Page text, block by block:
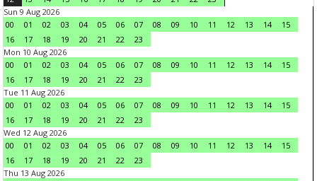
Sun 9 Aug 2026
00
01 02 03 04 05 06 07 08 09 10 11 12 13 14
15
16
17 18 19 20 21 22
23
Mon 10 Aug 2026
00
01 02 03 04 05 06 07 08 09 10 11 12 13 14
15
16
17 18 19 20 21 22
23
Tue 11 Aug 2026
00
01 02 03 04 05 06 07 08 09 10 11 12 13 14
15
16
17 18 19 20 21 22
23
Wed 12 Aug 2026
00
01 02 03 04 05 06 07 08 09 10 11 12 13 14
15
16
17 18 19 20 21 22
23
Thu 13 Aug 2026